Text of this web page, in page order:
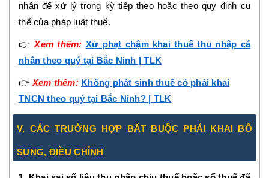
nhận để xử lý trong kỳ tiếp theo hoặc theo quy định cụ
thể của pháp luật thuế.
👉 Xem thêm: Xử phạt chậm khai thuế thu nhập cá
nhân theo quý tại Bắc Ninh | TLK
👉 Xem thêm: Không phát sinh thuế có phải khai
TNCN theo quý tại Bắc Ninh? | TLK
V. CÁC TRƯỜNG HỢP BẮT BUỘC PHẢI KHAI BỔ
SUNG, ĐIỀU CHỈNH